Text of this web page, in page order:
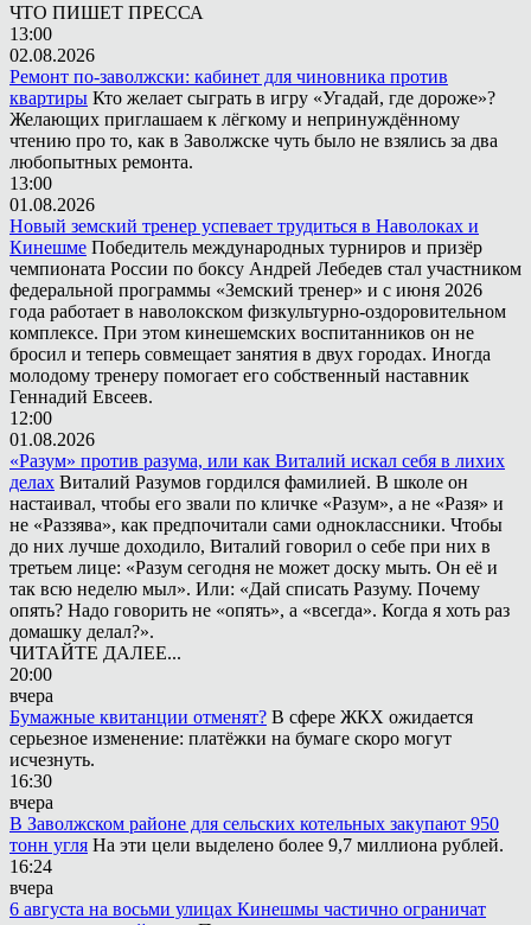
ЧТО ПИШЕТ ПРЕССА
13:00
02.08.2026
Ремонт по-заволжски: кабинет для чиновника против
квартиры Кто желает сыграть в игру «Угадай, где дороже»?
Желающих приглашаем к лёгкому и непринуждённому
чтению про то, как в Заволжске чуть было не взялись за два
любопытных ремонта.
13:00
01.08.2026
Новый земский тренер успевает трудиться в Наволоках и
Кинешме Победитель международных турниров и призёр
чемпионата России по боксу Андрей Лебедев стал участником
федеральной программы «Земский тренер» и с июня 2026
года работает в наволокском физкультурно-оздоровительном
комплексе. При этом кинешемских воспитанников он не
бросил и теперь совмещает занятия в двух городах. Иногда
молодому тренеру помогает его собственный наставник
Геннадий Евсеев.
12:00
01.08.2026
«Разум» против разума, или как Виталий искал себя в лихих
делах Виталий Разумов гордился фамилией. В школе он
настаивал, чтобы его звали по кличке «Разум», а не «Разя» и
не «Раззява», как предпочитали сами одноклассники. Чтобы
до них лучше доходило, Виталий говорил о себе при них в
третьем лице: «Разум сегодня не может доску мыть. Он её и
так всю неделю мыл». Или: «Дай списать Разуму. Почему
опять? Надо говорить не «опять», а «всегда». Когда я хоть раз
домашку делал?».
ЧИТАЙТЕ ДАЛЕЕ...
20:00
вчера
Бумажные квитанции отменят? В сфере ЖКХ ожидается
серьезное изменение: платёжки на бумаге скоро могут
исчезнуть.
16:30
вчера
В Заволжском районе для сельских котельных закупают 950
тонн угля На эти цели выделено более 9,7 миллиона рублей.
16:24
вчера
6 августа на восьми улицах Кинешмы частично ограничат